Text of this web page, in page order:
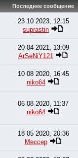
Последнее сообщение
23 10 2023, 12:15
suprastin
20 04 2021, 13:09
ArSeNiY121
10 08 2020, 16:45
niko64
06 08 2020, 11:37
niko64
18 05 2020, 20:36
Мессер